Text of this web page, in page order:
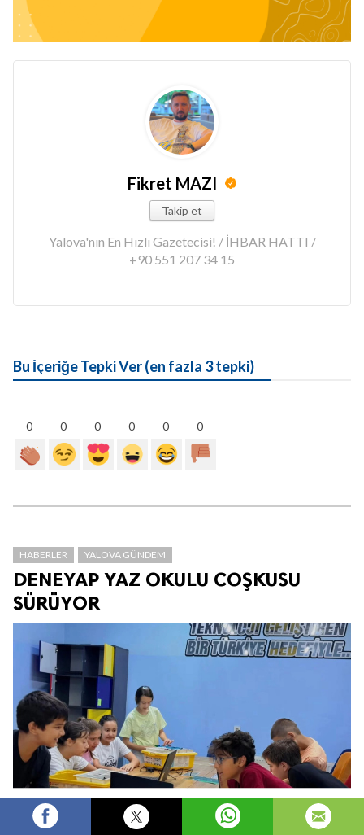
Fikret MAZI
Takip et
Yalova'nın En Hızlı Gazetecisi! / İHBAR HATTI /
+90 551 207 34 15
Bu İçeriğe Tepki Ver (en fazla 3 tepki)
0 0 0 0 0 0
HABERLER YALOVA GÜNDEM
DENEYAP YAZ OKULU COŞKUSU
SÜRÜYOR